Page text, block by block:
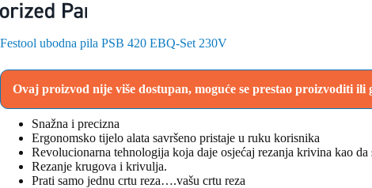
Festool ubodna pila PSB 420 EBQ-Set 230V
Ovaj proizvod nije više dostupan, moguće se prestao proizvoditi
Snažna i precizna
Ergonomsko tijelo alata savršeno pristaje u ruku korisnika
Revolucionarna tehnologija koja daje osjećaj rezanja krivina kao da
Rezanje krugova i krivulja.
Prati samo jednu crtu reza….vašu crtu reza